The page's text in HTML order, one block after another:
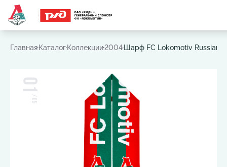
Главная Каталог Коллекции2004 Шарф FC Lokomotiv Russian
01
/
05